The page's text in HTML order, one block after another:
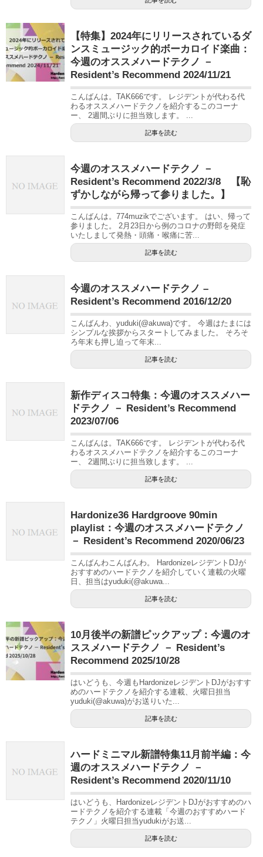
【特集】2024年にリリースされているダ
ンスミュージック的ボーカロイド楽曲：
今週のオススメハードテクノ －
Resident’s Recommend 2024/11/21
こんばんは。TAK666です。 レジデントが代わる代
わるオススメハードテクノを紹介するこのコーナ
ー、 2週間ぶりに担当致します。 ...
記事を読む
今週のオススメハードテクノ －
Resident’s Recommend 2022/3/8 【恥
ずかしながら帰って参りました。】
こんばんは。774muzikでございます。 はい、帰って
参りました。 2月23日から例のコロナの野郎を発症
いたしまして発熱・頭痛・喉痛に苦...
記事を読む
今週のオススメハードテクノ –
Resident’s Recommend 2016/12/20
こんばんわ、yuduki(@akuwa)です。 今週はたまには
シンプルな挨拶からスタートしてみました。 そろそ
ろ年末も押し迫って年末...
記事を読む
新作ディスコ特集：今週のオススメハー
ドテクノ － Resident’s Recommend
2023/07/06
こんばんは。TAK666です。 レジデントが代わる代
わるオススメハードテクノを紹介するこのコーナ
ー、 2週間ぶりに担当致します。 ...
記事を読む
Hardonize36 Hardgroove 90min
playlist：今週のオススメハードテクノ
－ Resident’s Recommend 2020/06/23
こんばんわこんばんわ。 HardonizeレジデントDJが
おすすめのハードテクノを紹介していく連載の火曜
日、担当はyuduki(@akuwa...
記事を読む
10月後半の新譜ピックアップ：今週のオ
ススメハードテクノ － Resident’s
Recommend 2025/10/28
はいどうも、今週もHardonizeレジデントDJがおすす
めのハードテクノを紹介する連載、火曜日担当
yuduki(@akuwa)がお送りいた...
記事を読む
ハードミニマル新譜特集11月前半編：今
週のオススメハードテクノ －
Resident’s Recommend 2020/11/10
はいどうも、HardonizeレジデントDJがおすすめのハ
ードテクノを紹介する連載「今週のおすすめハード
テクノ」火曜日担当yudukiがお送...
記事を読む